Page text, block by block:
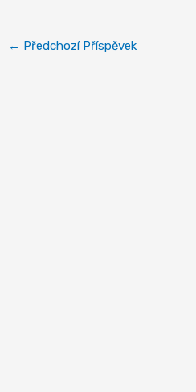
← Předchozí Příspěvek